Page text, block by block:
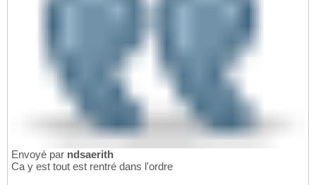
Envoyé par ndsaerith
Ca y est tout est rentré dans l'ordre